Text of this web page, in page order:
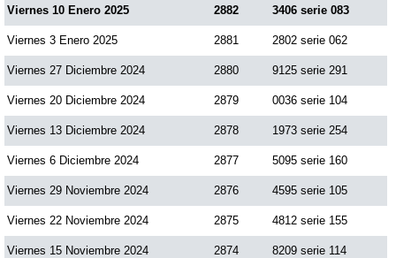
Viernes 10 Enero 2025 2882 3406 serie 083
Viernes 3 Enero 2025 2881 2802 serie 062
Viernes 27 Diciembre 2024 2880 9125 serie 291
Viernes 20 Diciembre 2024 2879 0036 serie 104
Viernes 13 Diciembre 2024 2878 1973 serie 254
Viernes 6 Diciembre 2024 2877 5095 serie 160
Viernes 29 Noviembre 2024 2876 4595 serie 105
Viernes 22 Noviembre 2024 2875 4812 serie 155
Viernes 15 Noviembre 2024 2874 8209 serie 114